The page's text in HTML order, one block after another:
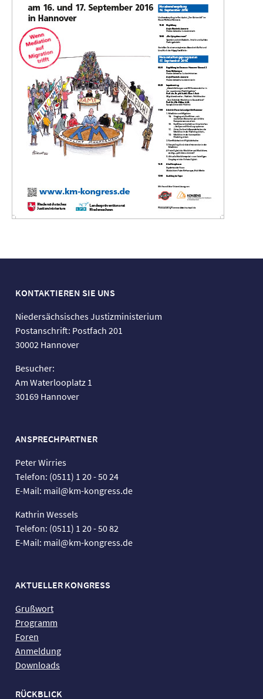
KONTAKTIEREN SIE UNS
Niedersächsisches Justizministerium
Postanschrift: Postfach 201
30002 Hannover
Besucher:
Am Waterlooplatz 1
30169 Hannover
ANSPRECHPARTNER
Peter Wirries
Telefon: (0511) 1 20 - 50 24
E-Mail: mail@km-kongress.de
Kathrin Wessels
Telefon: (0511) 1 20 - 50 82
E-Mail: mail@km-kongress.de
AKTUELLER KONGRESS
Grußwort
Programm
Foren
Anmeldung
Downloads
RÜCKBLICK